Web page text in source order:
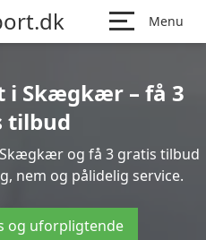
Menu
i Skægkær – få 3
tilbud
og få 3 gratis tilbud
nem og pålidelig service.
og uforpligtende